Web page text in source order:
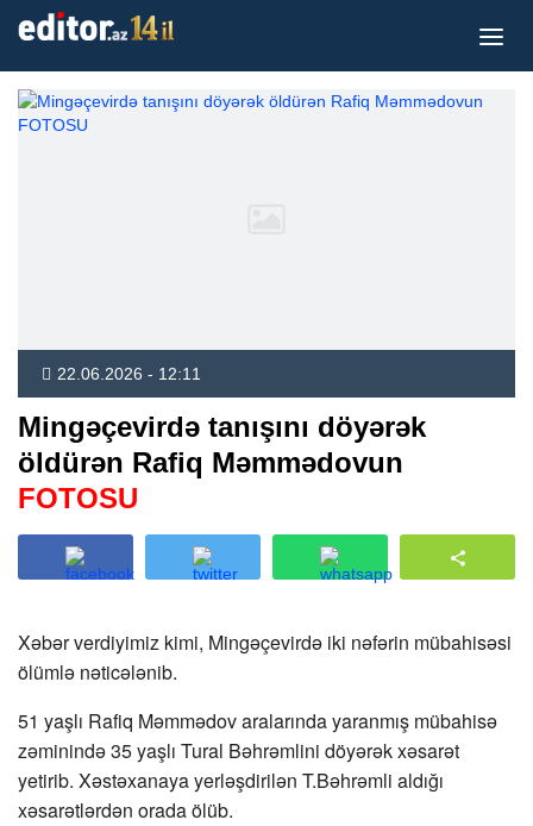
22.06.2026 - 12:11
Mingəçevirdə tanışını döyərək
öldürən Rafiq Məmmədovun
FOTOSU
Xəbər verdiyimiz kimi, Mingəçevirdə iki nəfərin mübahisəsi
ölümlə nəticələnib.
51 yaşlı Rafiq Məmmədov aralarında yaranmış mübahisə
zəminində 35 yaşlı Tural Bəhrəmlini döyərək xəsarət
yetirib. Xəstəxanaya yerləşdirilən T.Bəhrəmli aldığı
xəsarətlərdən orada ölüb.